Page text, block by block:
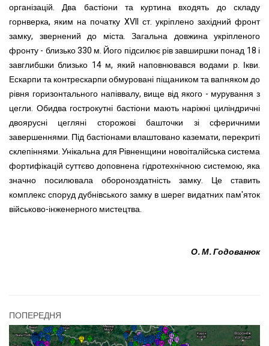
організацій. Два бастіони та куртина входять до складу
горнверка, яким на початку XVII ст. укріплено західний фронт
замку, звернений до міста. Загальна довжина укріпленого
фронту - близько 330 м. Його підсилює рів завширшки понад 18 і
завглибшки близько 14 м, який наповнювався водами р. Ікви.
Ескарпи та контрескарпи обмуровані піщаником та вапняком до
рівня горизонтального напіввалу, вище від якого - мурування з
цегли. Обидва гострокутні бастіони мають наріжні циліндричні
двоярусні цегляні сторожові башточки зі сферичними
завершеннями. Під бастіонами влаштовано каземати, перекриті
склепіннями. Унікальна для Рівненщини новоіталійська система
фортифікацій суттєво доповнена гідротехнічною системою, яка
значно посилювала обороноздатність замку. Це ставить
комплекс споруд дубнівського замку в шерег видатних пам'яток
військово-інженерного мистецтва.
О. М. Годованюк
ПОПЕРЕДНЯ